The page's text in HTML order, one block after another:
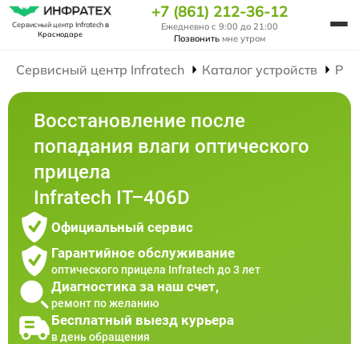
Сервисный центр Infratechв
Краснодаре
+7 (861) 212-36-12
Ежедневно с 9:00 до 21:00
Позвонить мне утром
Сервисный центр Infratech Каталог устройств
Восстановление после
попадания влаги оптического
прицела
Infratech IT–406D
Официальный сервис
Гарантийное обслуживание
оптического прицела Infratech до 3 лет
Диагностика за наш счет,
ремонт по желанию
Бесплатный выезд курьера
в день обращения